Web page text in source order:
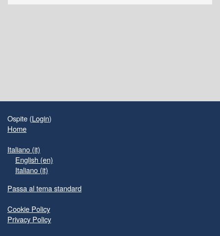
Ospite (Login)
Home
Italiano ‎(it)‎
English ‎(en)‎
Italiano ‎(it)‎
Passa al tema standard
Cookie Policy
Privacy Policy